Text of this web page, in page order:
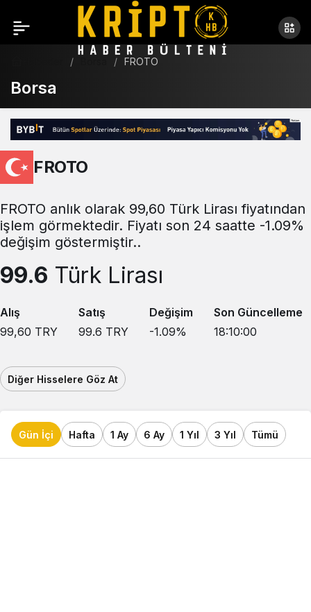
FROTO
Borsa
FROTO
FROTO anlık olarak 99,60 Türk Lirası fiyatından
işlem görmektedir. Fiyatı son 24 saatte -1.09%
değişim göstermiştir..
99.6 Türk Lirası
Alış
99,60 TRY
Satış
99.6 TRY
Değişim
-1.09%
Son Güncelleme
18:10:00
Diğer Hisselere Göz At
Gün İçi Hafta 1 Ay 6 Ay 1 Yıl 3 Yıl Tümü